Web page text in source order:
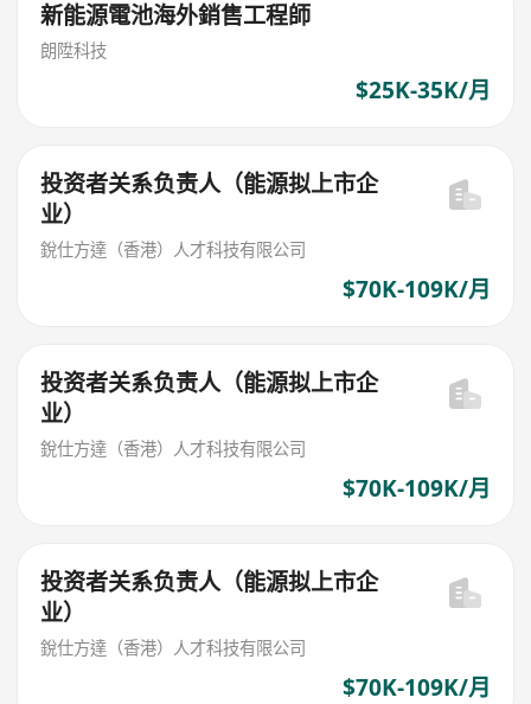
新能源電池海外銷售工程師
朗陞科技
$25K-35K/月
投资者关系负责人（能源拟上市企
业）
銳仕方達（香港）人才科技有限公司
$70K-109K/月
投资者关系负责人（能源拟上市企
业）
銳仕方達（香港）人才科技有限公司
$70K-109K/月
投资者关系负责人（能源拟上市企
业）
銳仕方達（香港）人才科技有限公司
$70K-109K/月